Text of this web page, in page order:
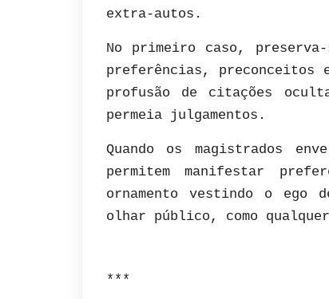
extra-autos.
No primeiro caso,
preferências, preconceitos
profusão de citações
permeia julgamentos.
Quando os magistrados
permitem manifestar
ornamento vestindo o ego
olhar público, como
***